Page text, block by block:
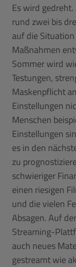
Es wird
rund zwei bis
auf die
Maßnahmen
Sommer wird
Testungen,
Maskenpflicht
Einstellungen
Menschen
Einstellungen
es in den
zu
schwieriger
einen riesigen
und die vielen
Absagen. Auf
Streaming-
auch neues
gestreamt wie